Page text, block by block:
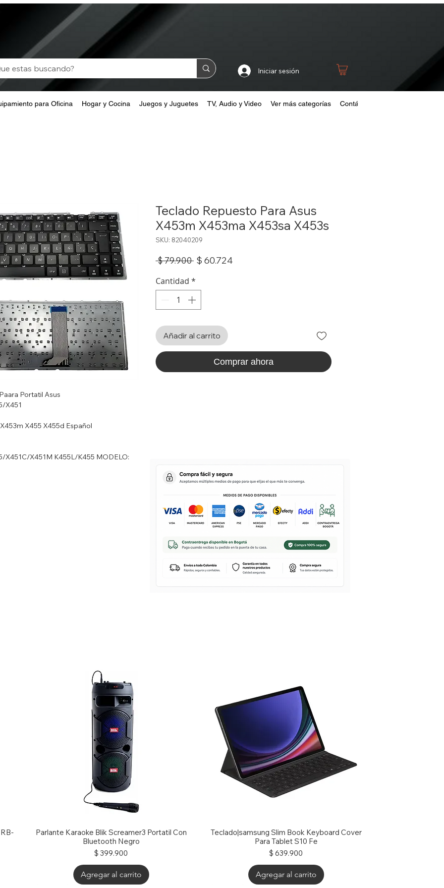
Iniciar sesión
para Oficina Hogar y Cocina Juegos y Juguetes TV, Audio y Video Ver más categorías Contáctanos
Portatil Asus
X451
X455 X455d Español
X451M K455L/K455 MODELO:
X451ma X451mav X453
Teclado Repuesto Para Asus
X453m X453ma X453sa X453s
SKU: 82040209
$ 79.900 Precio
$ 60.724
Cantidad *
Añadir al carrito
Comprar ahora
Parlante Karaoke Blik Screamer3 Portatil Con
Bluetooth Negro
Precio
$ 399.900
Agregar al carrito
Teclado|samsung Slim Book Keyboard Cover
Para Tablet S10 Fe
Precio
$ 639.900
Agregar al carrito